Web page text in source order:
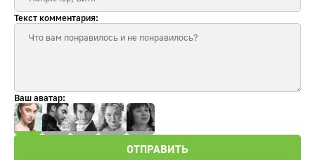
Текст комментария:
Ваш аватар:
ОТПРАВИТЬ